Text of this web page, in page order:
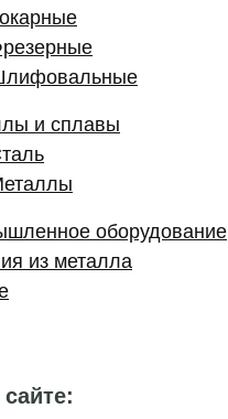
и сплавы
оборудование
из металла